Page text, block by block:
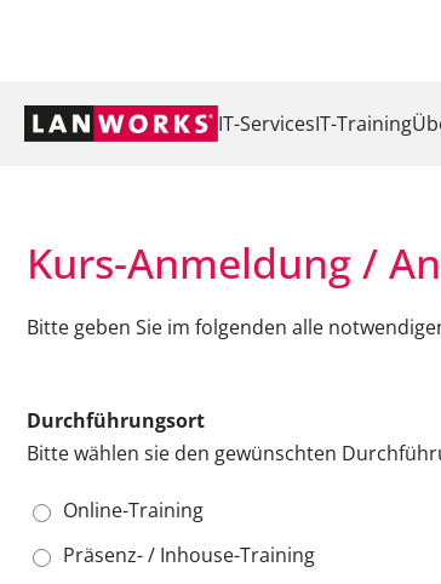
überspringen
IT-ServicesIT-Training
Kurs-Anmeldung /
Bitte geben Sie im folgenden alle
Durchführungsort
Bitte wählen sie den gewünschten
Online-Training
Präsenz- / Inhouse-Training